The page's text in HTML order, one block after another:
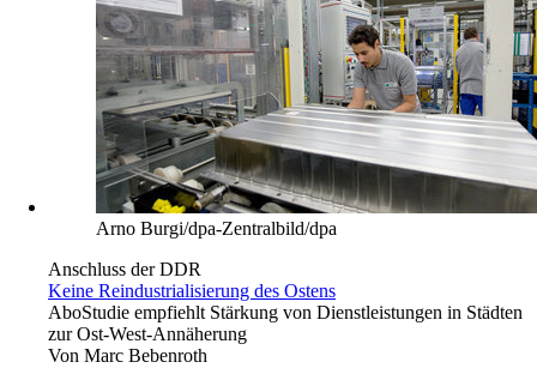
Arno Burgi/dpa-Zentralbild/dpa
Anschluss der DDR
Keine Reindustrialisierung des Ostens
AboStudie empfiehlt Stärkung von Dienstleistungen in Städten
zur Ost-West-Annäherung
Von Marc Bebenroth